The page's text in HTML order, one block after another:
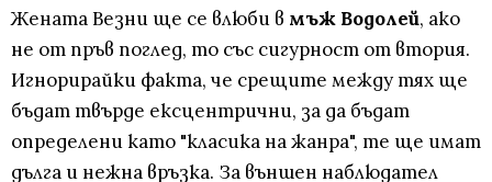
Жената Везни ще се влюби в мъж Водолей, ако
не от пръв поглед, то със сигурност от втория.
Игнорирайки факта, че срещите между тях ще
бъдат твърде ексцентрични, за да бъдат
определени като "класика на жанра", те ще имат
дълга и нежна връзка. За външен наблюдател